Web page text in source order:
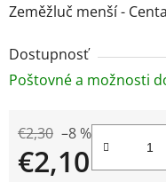
Zeměžluč menší -
Dostupnosť
Poštovné a možnosti
€2,30 –8 %
€2,10